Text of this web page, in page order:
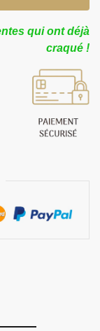
qui ont déjà
craqué !